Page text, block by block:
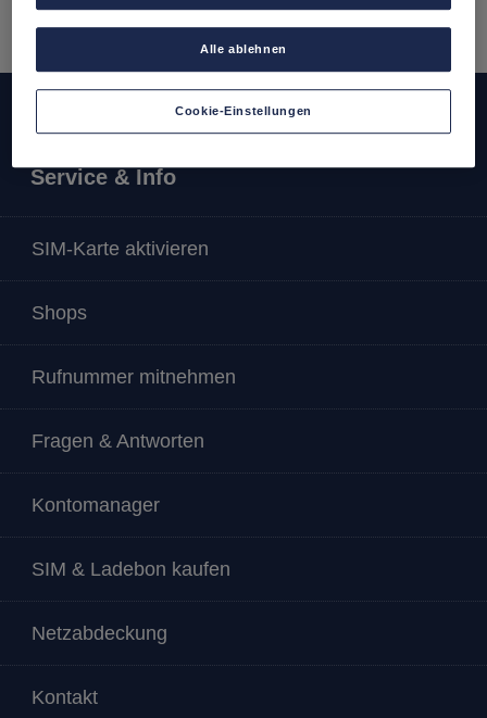
Versandpartner:
Service & Info
SIM-Karte aktivieren
Shops
Rufnummer mitnehmen
Fragen & Antworten
Kontomanager
SIM & Ladebon kaufen
Netzabdeckung
Kontakt
Alle ablehnen
Cookie-Einstellungen